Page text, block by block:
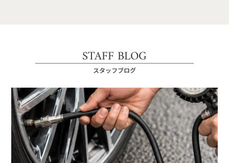
STAFF BLOG
スタッフブログ